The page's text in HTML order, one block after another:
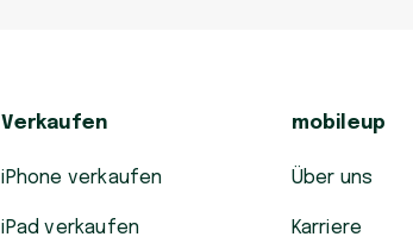
Verkaufen
iPhone verkaufen
iPad verkaufen
mobileup
Über uns
Karriere